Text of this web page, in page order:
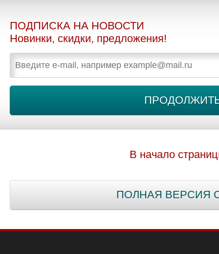
ПОДПИСКА НА НОВОСТИ
Новинки, скидки, предложения!
В начало
ПОЛНАЯ ВЕРСИЯ